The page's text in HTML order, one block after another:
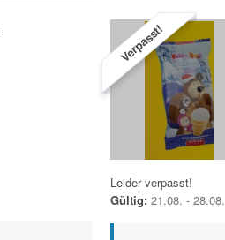
Verpasst!
Leider verpasst!
Gültig: 21.08. - 28.08.